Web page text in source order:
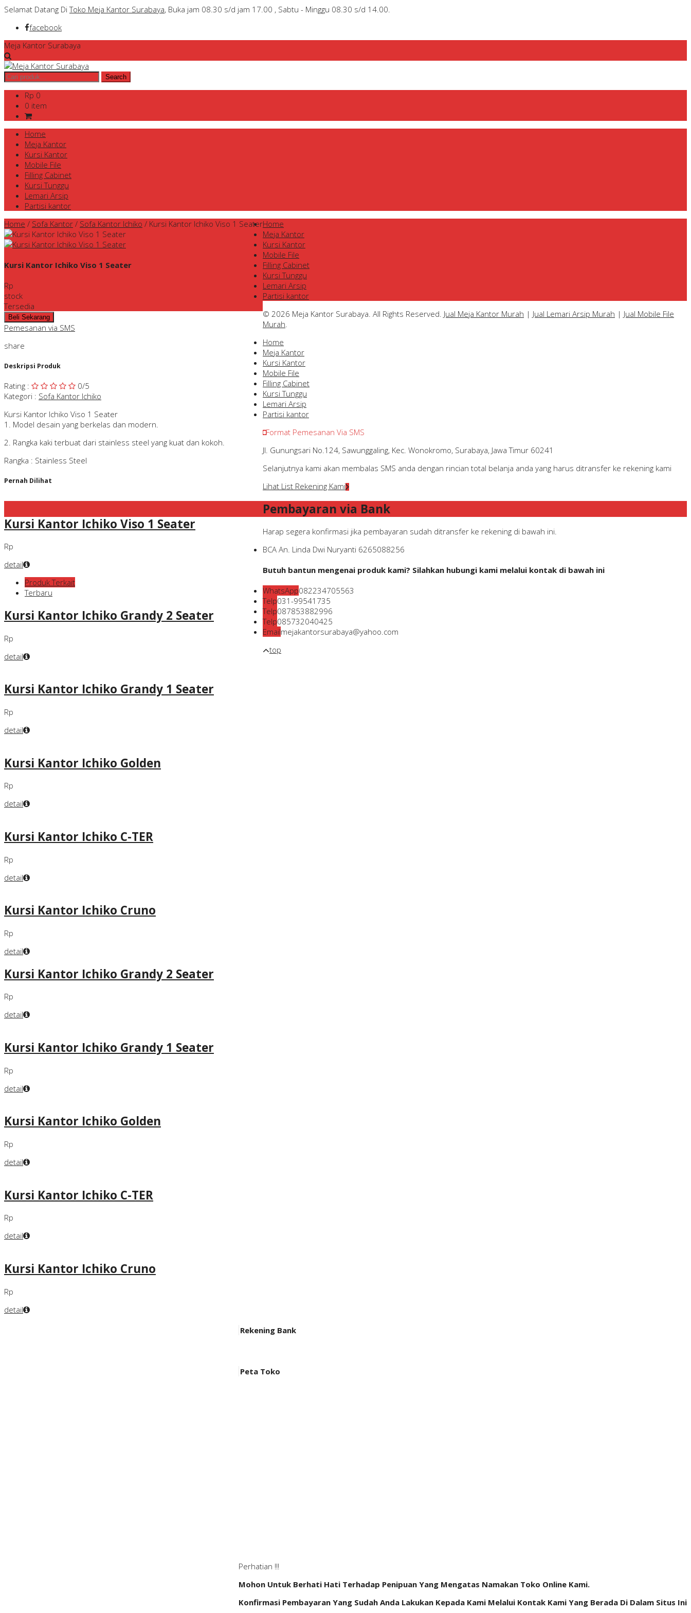
Selamat Datang DiToko Meja Kantor Surabaya, Buka jam 08.30 s/d jam 17.00 , Sabtu - Minggu 08.30 s/d 14.00.
facebook
Meja Kantor Surabaya
Rp 0
0 item
Home
Meja Kantor
Kursi Kantor
Mobile File
Filling Cabinet
Kursi Tunggu
Lemari Arsip
Partisi kantor
Home / Sofa Kantor / Sofa Kantor Ichiko / Kursi Kantor Ichiko Viso 1 Seater
Kursi Kantor Ichiko Viso 1 Seater
Rp
stock
Tersedia
Pemesanan via SMS
share
Deskripsi Produk
Rating : 0/5
Kategori : Sofa Kantor Ichiko
Kursi Kantor Ichiko Viso 1 Seater
1. Model desain yang berkelas dan modern.
2. Rangka kaki terbuat dari stainless steel yang kuat dan kokoh.
Rangka : Stainless Steel
Pernah Dilihat
Kursi Kantor Ichiko Viso 1 Seater
Rp
detail
Produk Terkait
Terbaru
Kursi Kantor Ichiko Grandy 2 Seater
Rp
detail
Kursi Kantor Ichiko Grandy 1 Seater
Rp
detail
Kursi Kantor Ichiko Golden
Rp
detail
Kursi Kantor Ichiko C-TER
Rp
detail
Kursi Kantor Ichiko Cruno
Rp
detail
Kursi Kantor Ichiko Grandy 2 Seater
Rp
detail
Kursi Kantor Ichiko Grandy 1 Seater
Rp
detail
Kursi Kantor Ichiko Golden
Rp
detail
Kursi Kantor Ichiko C-TER
Rp
detail
Kursi Kantor Ichiko Cruno
Rp
detail
Rekening Bank
Peta Toko
Perhatian !!!
Mohon Untuk Berhati Hati Terhadap Penipuan Yang Mengatas Namakan Toko Online Kami.
Konfirmasi Pembayaran Yang Sudah Anda Lakukan Kepada Kami Melalui Kontak Kami Yang Berada Di Dalam Situs Ini
Home
Meja Kantor
Kursi Kantor
Mobile File
Filling Cabinet
Kursi Tunggu
Lemari Arsip
Partisi kantor
© 2026 Meja Kantor Surabaya. All Rights Reserved. Jual Meja Kantor Murah | Jual Lemari Arsip Murah | Jual Mobile File
Murah.
Home
Meja Kantor
Kursi Kantor
Mobile File
Filling Cabinet
Kursi Tunggu
Lemari Arsip
Partisi kantor
Format Pemesanan Via SMS
Jl. Gunungsari No.124, Sawunggaling, Kec. Wonokromo, Surabaya, Jawa Timur 60241
Selanjutnya kami akan membalas SMS anda dengan rincian total belanja anda yang harus ditransfer ke rekening kami
Lihat List Rekening Kami
Pembayaran via Bank
Harap segera konfirmasi jika pembayaran sudah ditransfer ke rekening di bawah ini.
BCA An. Linda Dwi Nuryanti 6265088256
Butuh bantun mengenai produk kami? Silahkan hubungi kami melalui kontak di bawah ini
WhatsApp082234705563
Telp031-99541735
Telp087853882996
Telp085732040425
Emailmejakantorsurabaya@yahoo.com
top